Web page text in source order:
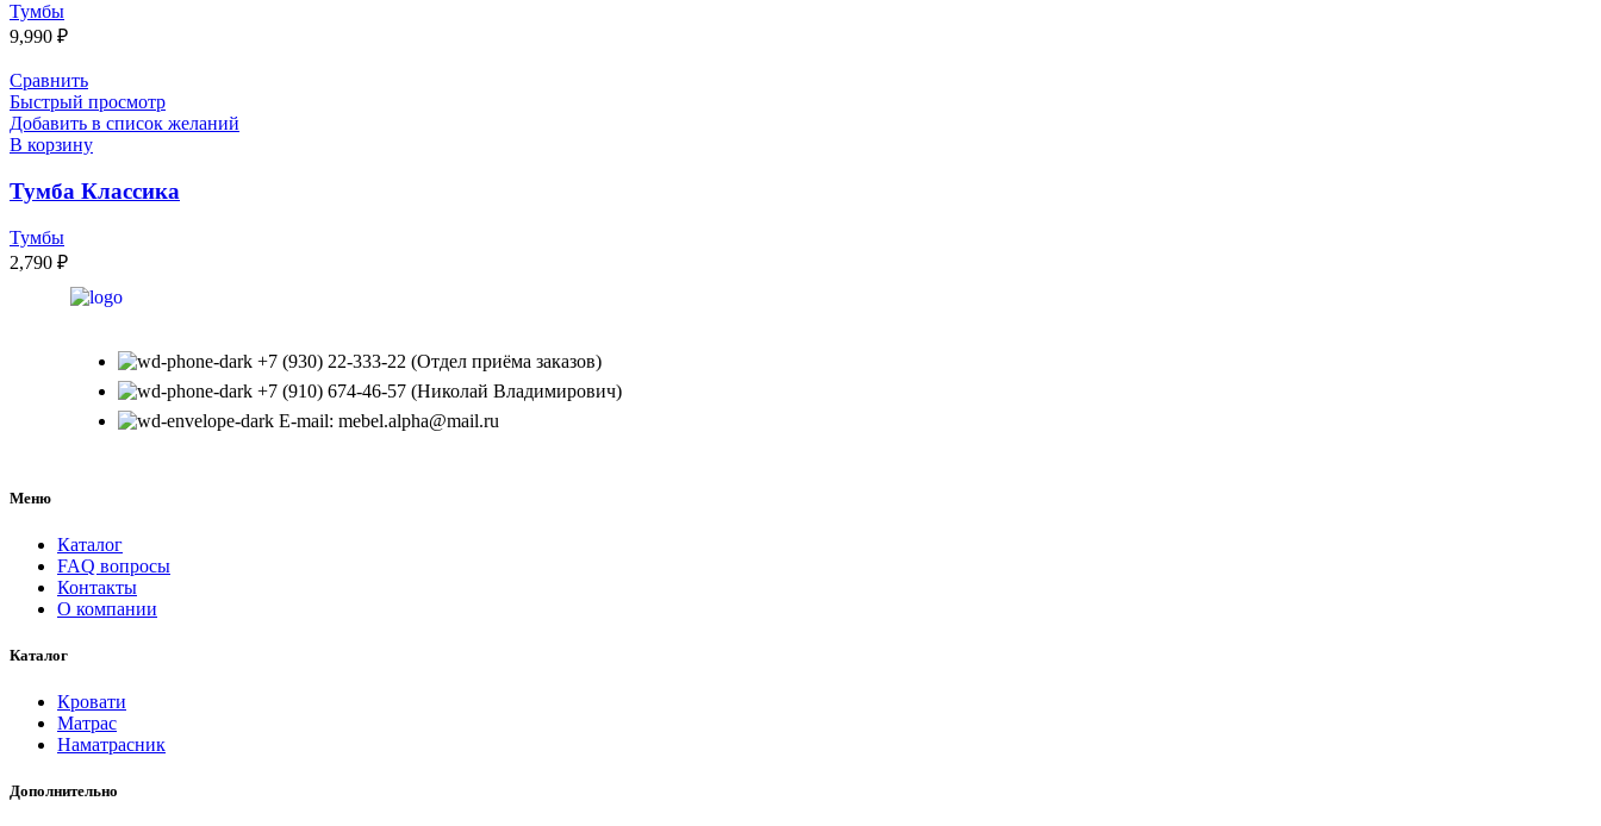
Тумбы
9,990 ₽
Сравнить
Быстрый просмотр
Добавить в список желаний
В корзину
Тумба Классика
Тумбы
2,790 ₽
+7 (930) 22-333-22 (Отдел приёма заказов)
+7 (910) 674-46-57 (Николай Владимирович)
E-mail: mebel.alpha@mail.ru
Меню
Каталог
FAQ вопросы
Контакты
О компании
Каталог
Кровати
Матрас
Наматрасник
Дополнительно